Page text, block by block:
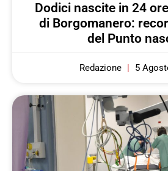
Dodici nascite in 24
di Borgomanero:
del Punto
Redazione 5